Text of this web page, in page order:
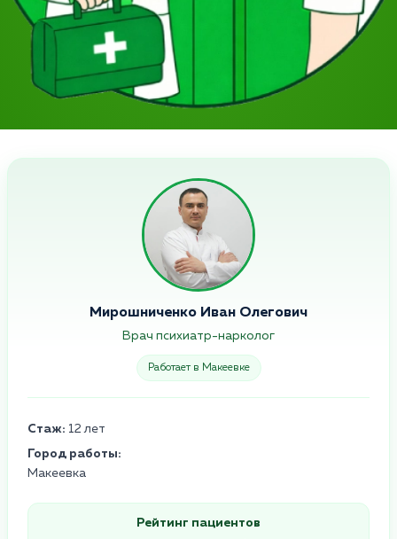
Мирошниченко Иван Олегович
Врач психиатр-нарколог
Работает в Макеевке
Стаж: 12 лет
Город работы:
Макеевка
Рейтинг пациентов